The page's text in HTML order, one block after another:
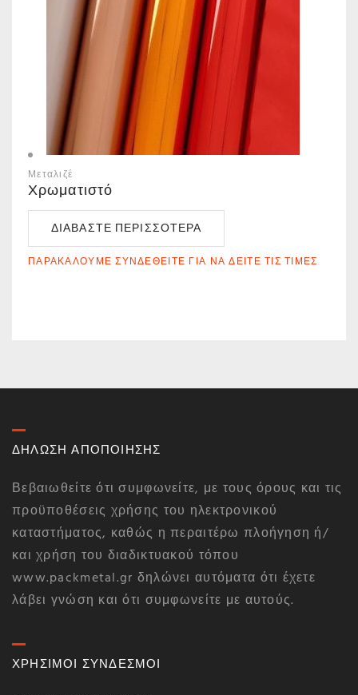
Μεταλιζέ
Χρωματιστό
ΔΙΑΒΆΣΤΕ ΠΕΡΙΣΣΌΤΕΡΑ
ΠΑΡΑΚΑΛΟΎΜΕ ΣΥΝΔΕΘΕΊΤΕ ΓΙΑ ΝΑ ΔΕΊΤΕ ΤΙΣ ΤΙΜΈΣ
ΔΗΛΩΣΗ ΑΠΟΠΟΙΗΣΗΣ
Βεβαιωθείτε ότι συμφωνείτε, με τους όρους και τις
προϋποθέσεις χρήσης του ηλεκτρονικού
καταστήματος, καθώς η περαιτέρω πλοήγηση ή/
και χρήση του διαδικτυακού τόπου
www.packmetal.gr δηλώνει αυτόματα ότι έχετε
λάβει γνώση και ότι συμφωνείτε με αυτούς.
ΧΡΗΣΙΜΟΙ ΣΥΝΔΕΣΜΟΙ